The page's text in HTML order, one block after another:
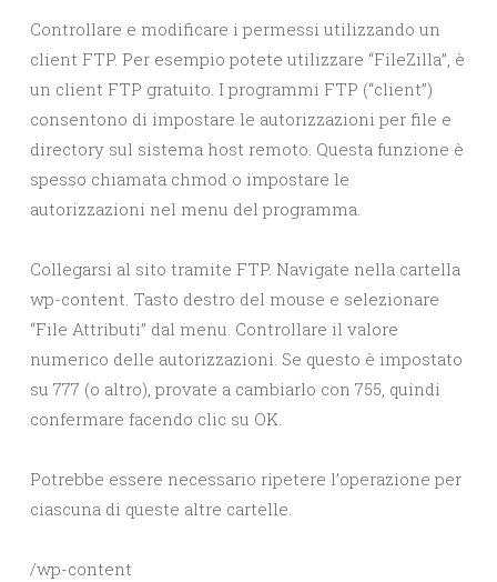
Controllare e modificare i permessi utilizzando un
client FTP. Per esempio potete utilizzare “FileZilla”, è
un client FTP gratuito. I programmi FTP (“client”)
consentono di impostare le autorizzazioni per file e
directory sul sistema host remoto. Questa funzione è
spesso chiamata chmod o impostare le
autorizzazioni nel menu del programma.
Collegarsi al sito tramite FTP. Navigate nella cartella
wp-content. Tasto destro del mouse e selezionare
“File Attributi” dal menu. Controllare il valore
numerico delle autorizzazioni. Se questo è impostato
su 777 (o altro), provate a cambiarlo con 755, quindi
confermare facendo clic su OK.
Potrebbe essere necessario ripetere l’operazione per
ciascuna di queste altre cartelle.
/wp-content